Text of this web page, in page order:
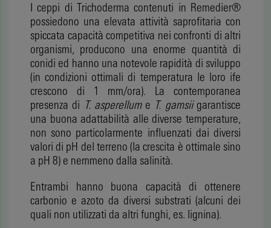
I ceppi di Trichoderma contenuti in Remedier®
possiedono una elevata attività saprofitaria con
spiccata capacità competitiva nei confronti di altri
organismi, producono una enorme quantità di
conidi ed hanno una notevole rapidità di sviluppo
(in condizioni ottimali di temperatura le loro ife
crescono di 1 mm/ora). La contemporanea
presenza di T. asperellume T. gamsiigarantisce
una buona adattabilità alle diverse temperature,
non sono particolarmente influenzati dai diversi
valori di pH del terreno (la crescita è ottimale sino
a pH 8) e nemmeno dalla salinità.
Entrambi hanno buona capacità di ottenere
carbonio e azoto da diversi substrati (alcuni dei
quali non utilizzati da altri funghi, es. lignina).